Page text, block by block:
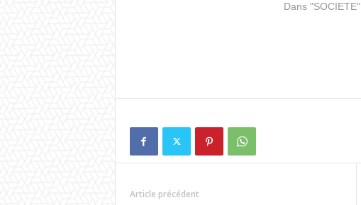
Dans "SOCIETE"
Article précédent